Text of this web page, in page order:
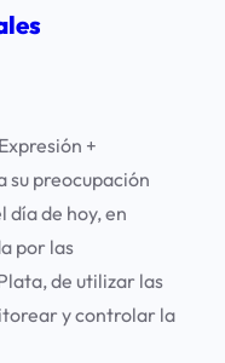
+
preocupación
día de hoy, en
por las
de utilizar las
y controlar la